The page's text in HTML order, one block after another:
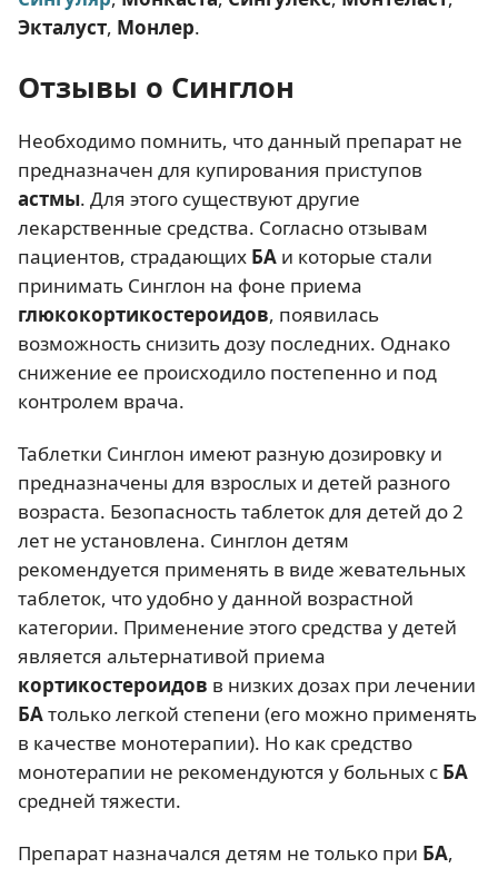
Экталуст, Монлер.
Отзывы о Синглон
Необходимо помнить, что данный препарат не
предназначен для купирования приступов
астмы. Для этого существуют другие
лекарственные средства. Согласно отзывам
пациентов, страдающих БА и которые стали
принимать Синглон на фоне приема
глюкокортикостероидов, появилась
возможность снизить дозу последних. Однако
снижение ее происходило постепенно и под
контролем врача.
Таблетки Синглон имеют разную дозировку и
предназначены для взрослых и детей разного
возраста. Безопасность таблеток для детей до 2
лет не установлена. Синглон детям
рекомендуется применять в виде жевательных
таблеток, что удобно у данной возрастной
категории. Применение этого средства у детей
является альтернативой приема
кортикостероидов в низких дозах при лечении
БАтолько легкой степени (его можно применять
в качестве монотерапии). Но как средство
монотерапии не рекомендуются у больных с БА
средней тяжести.
Препарат назначался детям не только при БА,